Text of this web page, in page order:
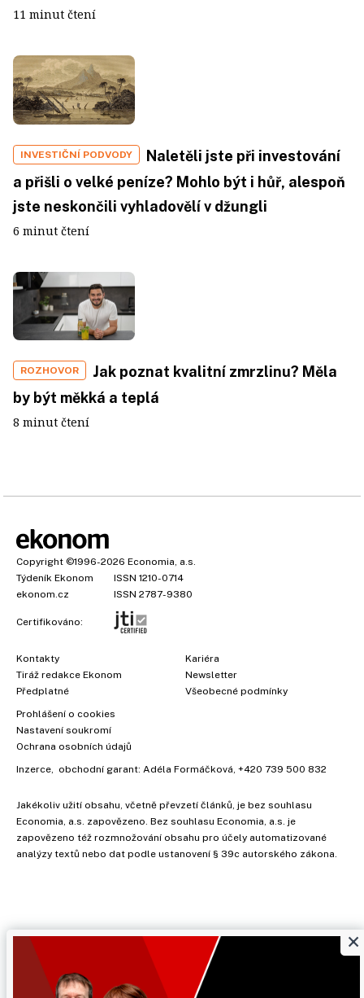
11 minut čtení
INVESTIČNÍ PODVODY
Naletěli jste při investování
a přišli o velké peníze? Mohlo být i hůř, alespoň
jste neskončili vyhladovělí v džungli
6 minut čtení
ROZHOVOR
Jak poznat kvalitní zmrzlinu? Měla
by být měkká a teplá
8 minut čtení
Copyright ©1996-2026 Economia, a.s.
Týdeník Ekonom
ISSN 1210-0714
ekonom.cz
ISSN 2787-9380
Certifikováno:
Kontakty
Tiráž redakce Ekonom
Předplatné
Kariéra
Newsletter
Všeobecné podmínky
Prohlášení o cookies
Nastavení soukromí
Ochrana osobních údajů
Inzerce, obchodní garant: Adéla Formáčková, +420 739 500 832
Jakékoliv užití obsahu, včetně převzetí článků, je bez souhlasu
Economia, a.s. zapovězeno. Bez souhlasu Economia, a.s. je
zapovězeno též rozmnožování obsahu pro účely automatizované
analýzy textů nebo dat podle ustanovení § 39c autorského zákona.
×